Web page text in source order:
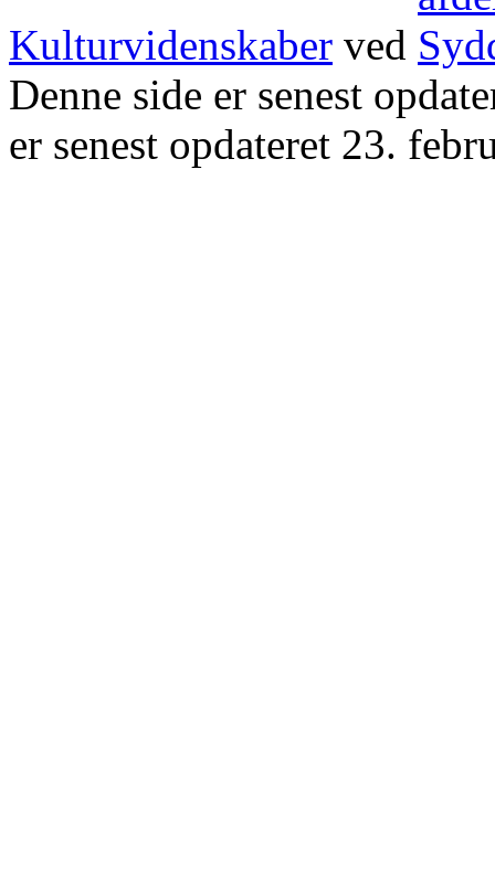
Kulturvidenskaber ved
Denne side er senest
er senest opdateret 23.